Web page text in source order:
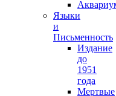
Языки
и
Письменность
Издание
до
1951
года
Мертвые